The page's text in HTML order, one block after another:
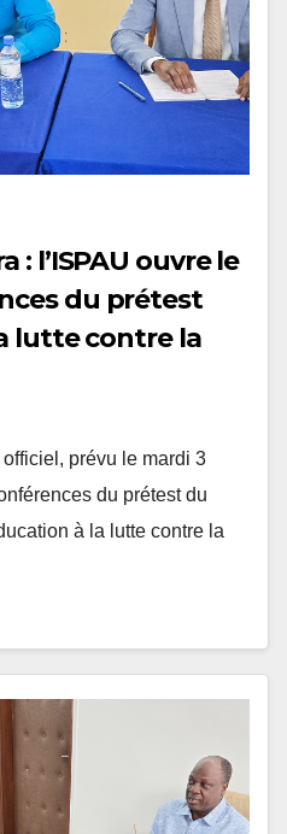
l’ISPAU ouvre le
du prétest
lutte contre la
prévu le mardi 3
du prétest du
à la lutte contre la